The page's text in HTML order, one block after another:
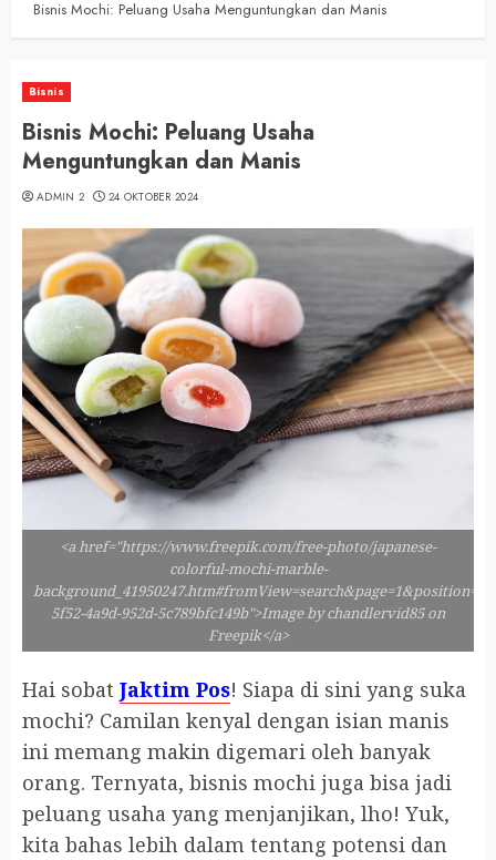
Bisnis Mochi: Peluang Usaha Menguntungkan dan Manis
Bisnis
Bisnis Mochi: Peluang Usaha
Menguntungkan dan Manis
ADMIN 2 24 OKTOBER 2024
<a href="https://www.freepik.com/free-photo/japanese-
colorful-mochi-marble-
5f52-4a9d-952d-5c789bfc149b">Image by chandlervid85 on
Freepik</a>
Hai sobat Jaktim Pos! Siapa di sini yang suka
mochi? Camilan kenyal dengan isian manis
ini memang makin digemari oleh banyak
orang. Ternyata, bisnis mochi juga bisa jadi
peluang usaha yang menjanjikan, lho! Yuk,
kita bahas lebih dalam tentang potensi dan